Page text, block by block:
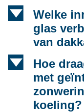
d
Welke
glas
van
d
Hoe
met
koeling?